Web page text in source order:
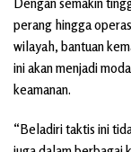
Dengan semakin
perang hingga
wilayah, bantuan
ini akan menjadi
keamanan.
“Beladiri taktis ini